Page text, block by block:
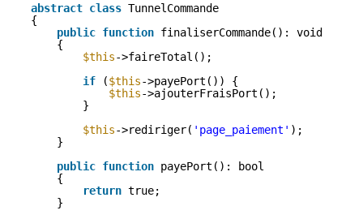
abstract class TunnelCommande
{
public function finaliserCommande(): void
{
$this->faireTotal();
if
($this->payePort()) {
$this->ajouterFraisPort();
}
$this->rediriger( 'page_paiement' );
}
public function payePort(): bool
{
return true;
}